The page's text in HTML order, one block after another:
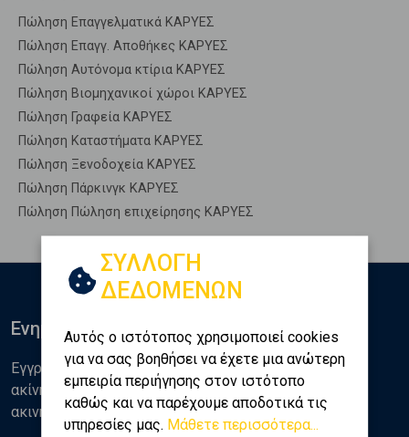
Πώληση Επαγγελματικά ΚΑΡΥΕΣ
Πώληση Επαγγ. Αποθήκες ΚΑΡΥΕΣ
Πώληση Αυτόνομα κτίρια ΚΑΡΥΕΣ
Πώληση Βιομηχανικοί χώροι ΚΑΡΥΕΣ
Πώληση Γραφεία ΚΑΡΥΕΣ
Πώληση Καταστήματα ΚΑΡΥΕΣ
Πώληση Ξενοδοχεία ΚΑΡΥΕΣ
Πώληση Πάρκινγκ ΚΑΡΥΕΣ
Πώληση Πώληση επιχείρησης ΚΑΡΥΕΣ
ΣΥΛΛΟΓΗ
ΔΕΔΟΜΕΝΩΝ
Αυτός ο ιστότοπος χρησιμοποιεί cookies
για να σας βοηθήσει να έχετε μια ανώτερη
εμπειρία περιήγησης στον ιστότοπο
καθώς και να παρέχουμε αποδοτικά τις
υπηρεσίες μας. Μάθετε περισσότερα...
Ενημερωθείτε
Εγγραφείτε στο newsletter της Golden Home για νέα
ακίνητα, αναλύσεις και διάφορα θέματα της αγοράς
ακινήτων